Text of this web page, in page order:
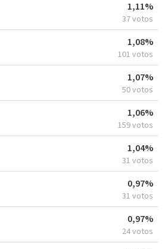
1,11%
37 votos
1,08%
101 votos
1,07%
50 votos
1,06%
159 votos
1,04%
31 votos
0,97%
31 votos
0,97%
24 votos